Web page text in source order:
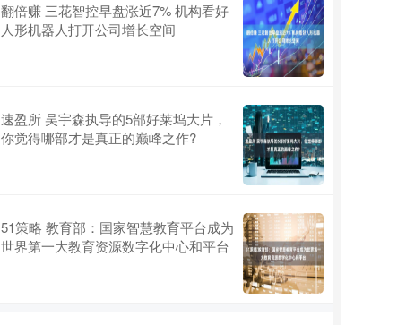
翻倍赚 三花智控早盘涨近7% 机构看好
人形机器人打开公司增长空间
速盈所 吴宇森执导的5部好莱坞大片，
你觉得哪部才是真正的巅峰之作?
51策略 教育部：国家智慧教育平台成为
世界第一大教育资源数字化中心和平台